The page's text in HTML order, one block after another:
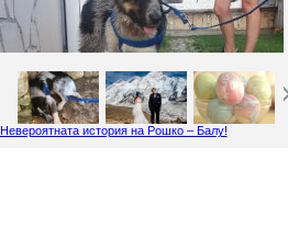
Невероятната история на Рошко – Балу!